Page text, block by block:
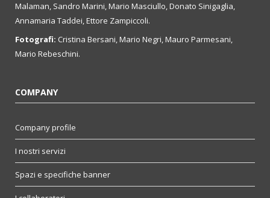
Malaman, Sandro Marini, Mario Masciullo, Donato Sinigaglia,
Annamaria Taddei, Ettore Zampiccoli.
Fotografi: Cristina Bersani, Mario Negri, Mauro Parmesani,
Mario Rebeschini.
COMPANY
Company profile
I nostri servizi
Spazi e specifiche banner